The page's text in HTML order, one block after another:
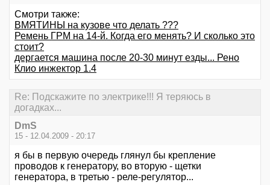
Смотри также:
ВМЯТИНЫ на кузове что делать ???
Ремень ГРМ на 14-й. Когда его менять? И сколько это
стоит?
дергается машина после 20-30 минут езды... Рено
Клио инжектор 1.4
Re: Подскажите по электрике!!! Я теряюсь в
догадках...
DmS
15 - 12.04.2009 - 20:17
я бы в первую очередь глянул бы крепление
проводов к генератору, во вторую - щетки
генератора, в третью - реле-регулятор...